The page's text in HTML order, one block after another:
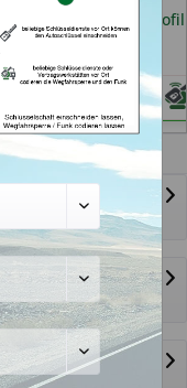
Händlerprofil